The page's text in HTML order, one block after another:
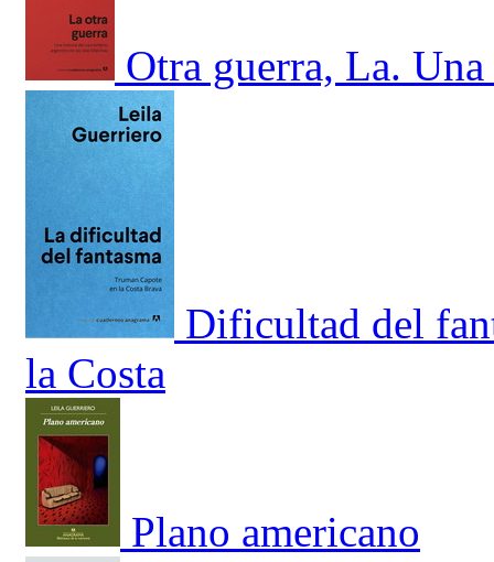
Otra guerra, La.
Dificultad del
la Costa
Plano americano